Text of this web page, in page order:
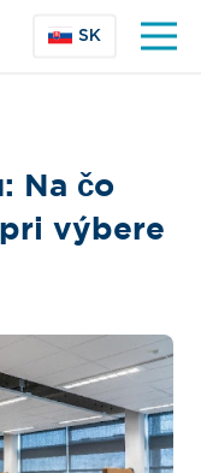
SK
Na čo
výbere